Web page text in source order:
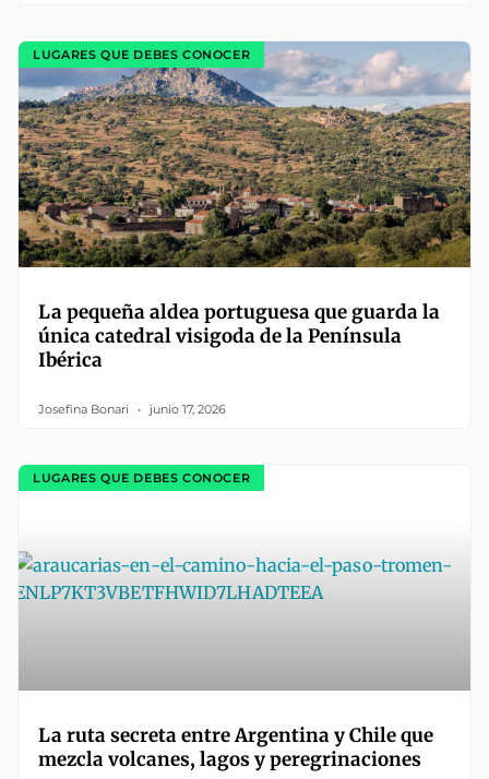
LUGARES QUE DEBES CONOCER
La pequeña aldea portuguesa que guarda la
única catedral visigoda de la Península
Ibérica
Josefina Bonari junio 17, 2026
LUGARES QUE DEBES CONOCER
La ruta secreta entre Argentina y Chile que
mezcla volcanes, lagos y peregrinaciones